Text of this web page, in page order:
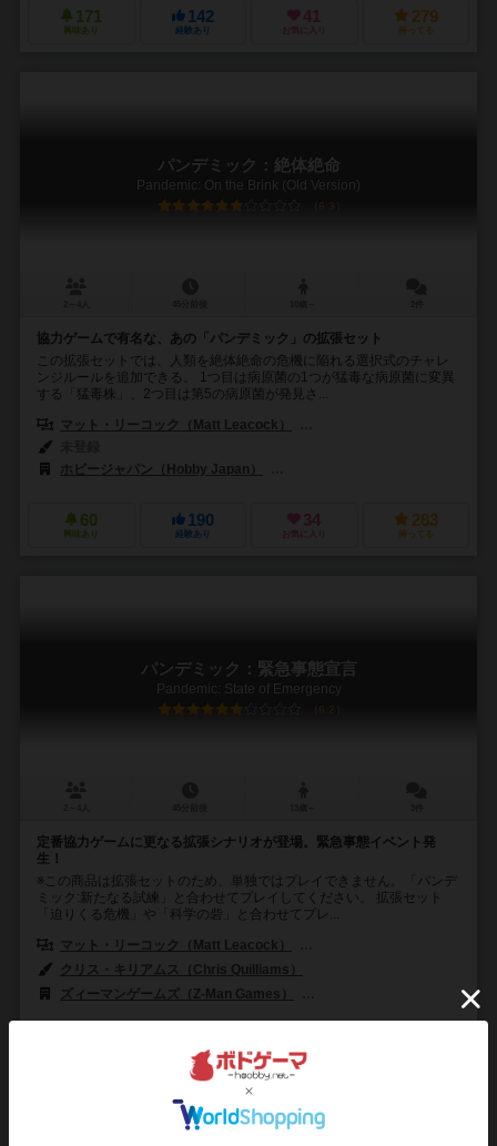
171
興味あり
142
経験あり
41
お気に入り
279
持ってる
パンデミック：絶体絶命
Pandemic: On the Brink (Old Version)
6.3
協力ゲームで有名な、あの「パンデミック」の拡張セット
この拡張セットでは、人類を絶体絶命の危機に陥れる選択式のチャレ
ンジルールを追加できる。 1つ目は病原菌の1つが猛毒な病原菌に変異
する「猛毒株」、2つ目は第5の病原菌が発見さ...
マット・リーコック（Matt Leacock）
ホビージャパン（Hobby Japan）
60
興味あり
190
経験あり
34
お気に入り
283
持ってる
パンデミック：緊急事態宣言
Pandemic: State of Emergency
6.2
定番協力ゲームに更なる拡張シナリオが登場。緊急事態イベント発
生！
※この商品は拡張セットのため、単独ではプレイできません。「パンデ
ミック:新たなる試練」と合わせてプレイしてください。 拡張セット
「迫りくる危機」や「科学の砦」と合わせてプレ...
マット・リーコック（Matt Leacock）
クリス・キリアムス（Chris Quilliams）
ズィーマンゲームズ（Z-Man Games）
フィロソフィア エディシ
108
経験あり お気に入り